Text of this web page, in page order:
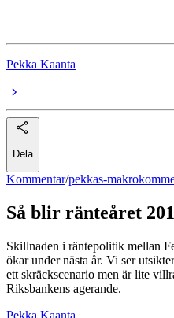
Pekka Kaanta
Dela
Kommentar/pekkas-
Så blir ränteåret
Skillnaden i räntepolitik mellan
ökar under nästa år. Vi ser
ett skräckscenario men är lite
Riksbankens agerande.